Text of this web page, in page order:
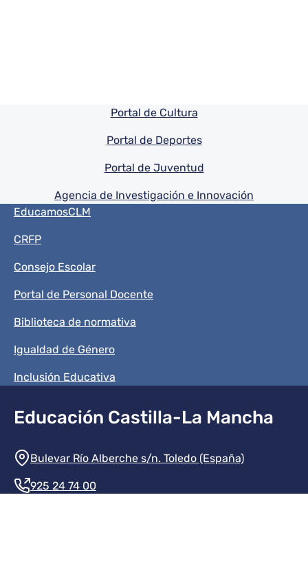
Pie de pagina información
Portal de Cultura
Portal de Deportes
Portal de Juventud
Agencia de Investigación e Innovación
Menú del pie
EducamosCLM
CRFP
Consejo Escolar
Portal de Personal Docente
Biblioteca de normativa
Igualdad de Género
Inclusión Educativa
Educación Castilla-La Mancha
Información de la institución
Bulevar Río Alberche s/n. Toledo (España)
925 24 74 00